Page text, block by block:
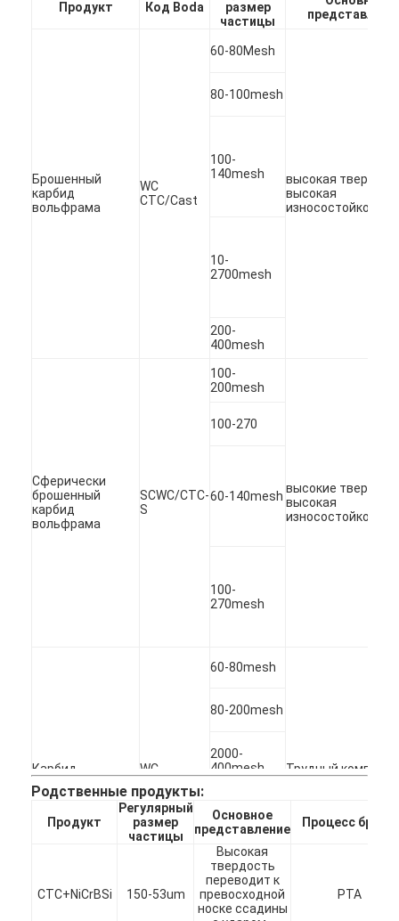
Сферически брошенный карбид вольфрама
Термальные порошки брызг
Лепешка цементированного карбида
Порошок карбида металла
Керамический порошок окиси
Порошок сплава никеля низкопробный
Продукт Код Boda
размер
частицы
Брошенный
карбид
вольфрама
WC
CTC/Cast
60-80Mesh
высокая
высокая
износостойкость.
80-100mesh
100-
140mesh
10-
2700mesh
200-
400mesh
Сферически
брошенный
карбид
вольфрама
SCWC/CTC-
S
100-
200mesh
высокие
высокая
износостойкость.
100-270
60-140mesh
100-
270mesh
Карбид
вольфрама
макроса
WC
MWC
60-80mesh
Трудный
80-200mesh
2000-
400mesh
-325mesh
Родственные продукты:
Продукт
Регулярный
размер
частицы
Основное
представление
Процесс брызг
CTC+NiCrBSi 150-53um
Высокая
твердость
переводит к
превосходной
носке ссадины
PTA